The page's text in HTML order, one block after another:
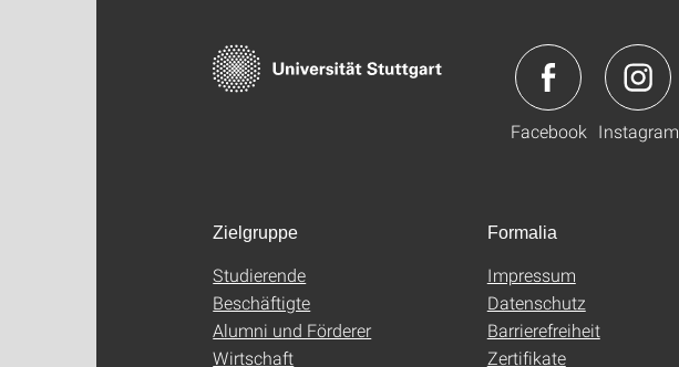
Facebook Instagram
Zielgruppe
Studierende
Beschäftigte
Alumni und Förderer
Wirtschaft
Formalia
Impressum
Datenschutz
Barrierefreiheit
Zertifikate